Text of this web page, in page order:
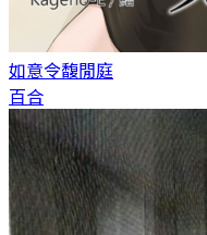
如意令馥閒庭
百合